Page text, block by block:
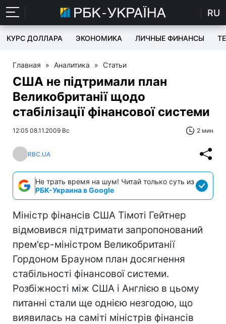
RU
КУРС ДОЛЛАРА ЭКОНОМИКА ЛИЧНЫЕ ФИНАНСЫ
Главная » Аналитика » Статьи
США не підтримали план
Великобританії щодо
стабілізації фінансової системи
12:05 08.11.2009 Вс 2 мин
RBC.UA
Не трать время на шум! Читай только суть из
РБК-Украина в Google
Міністр фінансів США Тімоті Гейтнер
відмовився підтримати запропонований
прем'єр-міністром Великобританії
Гордоном Брауном план досягнення
стабільності фінансової системи.
Розбіжності між США і Англією в цьому
питанні стали ще однією незгодою, що
виявилась на саміті міністрів фінансів